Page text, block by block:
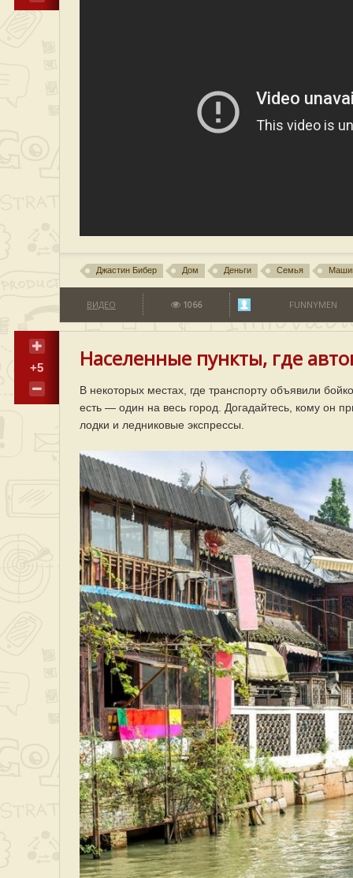
Джастин Бибер Дом Деньги Семья
ВИДЕО 1066 FUNNYMEN
+5 Населенные пункты, где
В некоторых местах, где транспорту объявили
есть — один на весь город. Догадайтесь, кому он
лодки и ледниковые экспрессы.